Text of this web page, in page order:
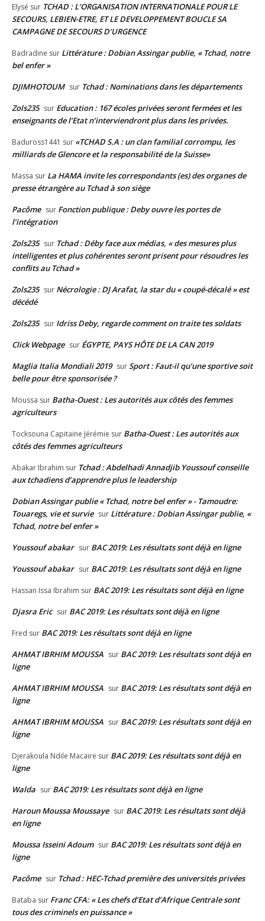
Elysé sur TCHAD : L’ORGANISATION INTERNATIONALE POUR LE
SECOURS, LEBIEN-ETRE, ET LE DEVELOPPEMENT BOUCLE SA
CAMPAGNE DE SECOURS D’URGENCE
Badradine sur Littérature : Dobian Assingar publie, « Tchad, notre
bel enfer »
DJIMHOTOUM sur Tchad : Nominations dans les départements
Zols235 sur Education : 167 écoles privées seront fermées et les
enseignants de l’Etat n’interviendront plus dans les privées.
Baduross1441 sur «TCHAD S.A : un clan familial corrompu, les
milliards de Glencore et la responsabilité de la Suisse»
Massa sur La HAMA invite les correspondants (es) des organes de
presse étrangère au Tchad à son siège
Pacôme sur Fonction publique : Deby ouvre les portes de
l’intégration
Zols235 sur Tchad : Déby face aux médias, « des mesures plus
intelligentes et plus cohérentes seront prisent pour résoudres les
conflits au Tchad »
Zols235 sur Nécrologie : DJ Arafat, la star du « coupé-décalé » est
décédé
Zols235 sur Idriss Deby, regarde comment on traite tes soldats
Click Webpage sur ÉGYPTE, PAYS HÔTE DE LA CAN 2019
Maglia Italia Mondiali 2019 surSport : Faut-il qu’une sportive soit
belle pour être sponsorisée ?
Moussa sur Batha-Ouest : Les autorités aux côtés des femmes
agriculteurs
Tocksouna Capitaine Jérémie sur Batha-Ouest : Les autorités aux
côtés des femmes agriculteurs
Abakar Ibrahim sur Tchad : Abdelhadi Annadjib Youssouf conseille
aux tchadiens d’apprendre plus le leadership
Dobian Assingar publie « Tchad, notre bel enfer » - Tamoudre:
Touaregs, vie et survie sur Littérature : Dobian Assingar publie, «
Tchad, notre bel enfer »
Youssouf abakar sur BAC 2019: Les résultats sont déjà en ligne
Youssouf abakar sur BAC 2019: Les résultats sont déjà en ligne
Hassan Issa Ibrahim sur BAC 2019: Les résultats sont déjà en ligne
Djasra Eric sur BAC 2019: Les résultats sont déjà en ligne
Fred sur BAC 2019: Les résultats sont déjà en ligne
AHMAT IBRHIM MOUSSA sur BAC 2019: Les résultats sont déjà en
ligne
AHMAT IBRHIM MOUSSA sur BAC 2019: Les résultats sont déjà en
ligne
AHMAT IBRHIM MOUSSA sur BAC 2019: Les résultats sont déjà en
ligne
Djerakoula Ndile Macaire sur BAC 2019: Les résultats sont déjà en
ligne
Walda sur BAC 2019: Les résultats sont déjà en ligne
Haroun Moussa Moussaye sur BAC 2019: Les résultats sont déjà
en ligne
Moussa Isseini Adoum sur BAC 2019: Les résultats sont déjà en
ligne
Pacôme sur Tchad : HEC-Tchad première des universités privées
Bataba sur Franc CFA: « Les chefs d’Etat d’Afrique Centrale sont
tous des criminels en puissance »